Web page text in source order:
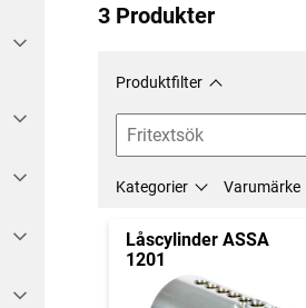
3 Produkter
Produktfilter
Kategorier Varumärke
Låscylinder ASSA
1201